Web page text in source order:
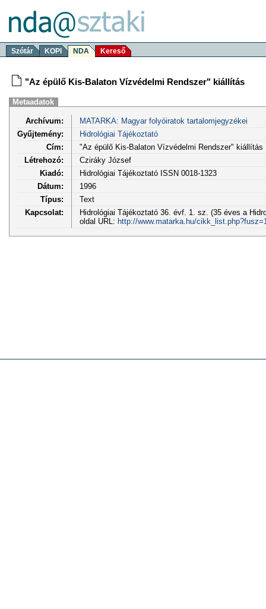
Szótár KOPI NDA Kereső
"Az épülő Kis-Balaton Vízvédelmi Rendszer" kiállítás
Metaadatok
Archívum:
MATARKA: Magyar folyóiratok tartalomjegyzékei
Gyűjtemény:
Hidrológiai Tájékoztató
Cím:
"Az épülő Kis-Balaton Vízvédelmi Rendszer" kiállítás
Létrehozó:
Cziráky József
Kiadó:
Hidrológiai Tájékoztató ISSN 0018-1323
Dátum:
1996
Típus:
Text
Kapcsolat:
Hidrológiai Tájékoztató 36. évf. 1. sz. (35 éves a
oldal URL: http://www.matarka.hu/